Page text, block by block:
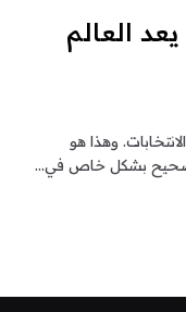
العالم
وهذا هو
صحيح بشكل خاص في…